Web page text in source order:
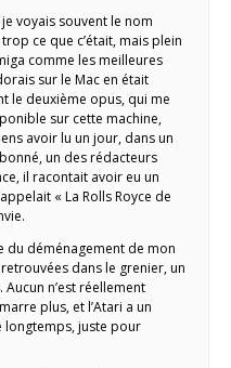
voyais souvent le nom
ce que c’était, mais plein
comme les meilleures
sur le Mac en était
le deuxième opus, qui me
sur cette machine,
avoir lu un jour, dans un
un des rédacteurs
il racontait avoir eu un
« La Rolls Royce de
du déménagement de mon
dans le grenier, un
n’est réellement
plus, et l’Atari a un
longtemps, juste pour